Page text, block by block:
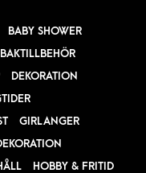
BABY SHOWER
BAKTILLBEHÖR
DEKORATION
GIRLANGER
HOBBY & FRITID